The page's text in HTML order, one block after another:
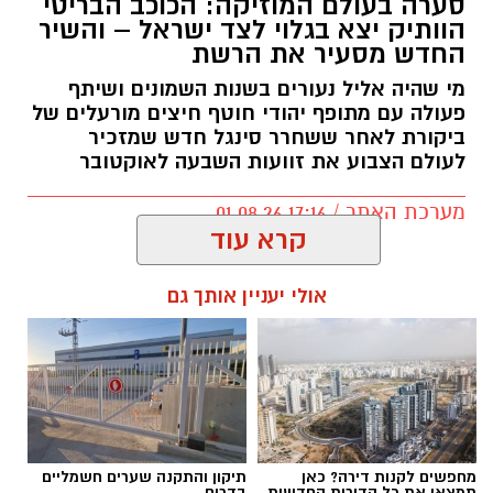
בראיון מיוחד,עו"ד ירום הלוימשתף בדרך הארוכה
והמורכבת שהובילה לזיכויו ולשחרורו של
זדורוב מאישום ברצחתאיר ראדה ז"ל.הלוי מספר
כי נכנס לתיק בהתנדבות לאחר שערעוריו של
זדורוב נדחו בכל הערכאות, והקדיש כארבע שנים
ללימוד מעמיק של מאות קלסרים ודיסקים של
חומרי חקירה.
הוותיק יצא בגלוי לצד ישראל – והשיר
החדש מסעיר את הרשת
מי שהיה אליל נעורים בשנות השמונים ושיתף
פעולה עם מתופף יהודי חוטף חיצים מורעלים של
ביקורת לאחר ששחרר סינגל חדש שמזכיר
לעולם הצבוע את זוועות השבעה לאוקטובר
מערכת האתר / 17:16 01.08.26
תגים:בוי ג'ורג'
קרא עוד
אולי יעניין אותך גם
מחפשים לקנות דירה? כאן תיקון והתקנה שערים חשמליים